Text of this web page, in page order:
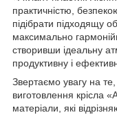
практичністю,
підібрати підходящу
максимально
створивши ідеальну
продуктивну і
Звертаємо увагу на
виготовлення крісла
матеріали, які